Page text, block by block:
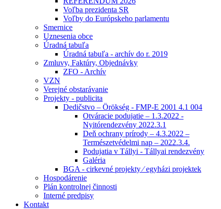
Voľba prezidenta SR
Voľby do Európskeho parlamentu
Smernice
Uznesenia obce
Úradná tabuľa
Úradná tabuľa - archív do r. 2019
Zmluvy, Faktúry, Objednávky
ZFO - Archív
VZN
Verejné obstarávanie
Projekty - publicita
Dedičstvo – Örökség - FMP-E 2001 4.1 004
Otváracie podujatie – 1.3.2022 -
Nyitórendezvény 2022.3.1
Deň ochrany prírody – 4.3.2022 –
Természetvédelmi nap – 2022.3.4.
Podujatia v Tállyi - Tállyai rendezvény
Galéria
BGA - cirkevné projekty ⁄ egyházi projektek
Hospodárenie
Plán kontrolnej činnosti
Interné predpisy
Kontakt